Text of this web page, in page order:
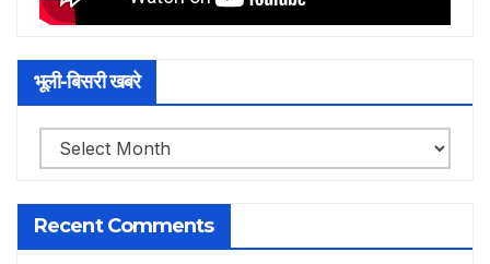
भूली-बिसरी खबरे
भूली-
बिसरी
खबरे
Recent Comments